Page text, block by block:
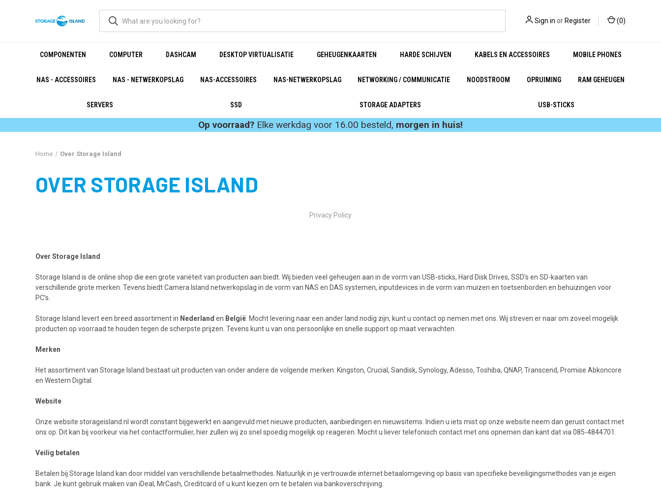
Sign in or Register (0)
COMPONENTEN COMPUTER DASHCAM DESKTOP VIRTUALISATIE GEHEUGENKAARTEN HARDE SCHIJVEN KABELS EN ACCESSOIRES MOBILE PHONES
NAS - ACCESSOIRES NAS - NETWERKOPSLAG NAS-ACCESSOIRES NAS-NETWERKOPSLAG NETWORKING / COMMUNICATIE NOODSTROOM OPRUIMING RAM GEHEUGEN
SERVERS SSD STORAGE ADAPTERS USB-STICKS
Op voorraad? Elke werkdag voor 16.00 besteld, morgen in huis!
Home Over Storage Island
OVER STORAGE ISLAND
Privacy Policy
Over Storage Island
Storage Island is de online shop die een grote variëteit van producten aan biedt. Wij bieden veel geheugen aan in de vorm van USB-sticks, Hard Disk Drives, SSD’s en SD-kaarten van
verschillende grote merken. Tevens biedt Camera Island netwerkopslag in de vorm van NAS en DAS systemen, inputdevices in de vorm van muizen en toetsenborden en behuizingen voor
PC’s.
Storage Island levert een breed assortiment in Nederland en België . Mocht levering naar een ander land nodig zijn, kunt u contact op nemen met ons. Wij streven er naar om zoveel mogelijk
producten op voorraad te houden tegen de scherpste prijzen. Tevens kunt u van ons persoonlijke en snelle support op maat verwachten.
Merken
Het assortiment van Storage Island bestaat uit producten van onder andere de volgende merken: Kingston, Crucial, Sandisk, Synology, Adesso, Toshiba, QNAP, Transcend, Promise Abkoncore
en Western Digital.
Website
Onze website storageisland.nl wordt constant bijgewerkt en aangevuld met nieuwe producten, aanbiedingen en nieuwsitems. Indien u iets mist op onze website neem dan gerust contact met
ons op. Dit kan bij voorkeur via het contactformulier, hier zullen wij zo snel spoedig mogelijk op reageren. Mocht u liever telefonisch contact met ons opnemen dan kant dat via 085-4844701.
Veilig betalen
Betalen bij Storage Island kan door middel van verschillende betaalmethodes. Natuurlijk in je vertrouwde internet betaalomgeving op basis van specifieke beveiligingsmethodes van je eigen
bank. Je kunt gebruik maken van iDeal, MrCash, Creditcard of u kunt kiezen om te betalen via bankoverschrijving.